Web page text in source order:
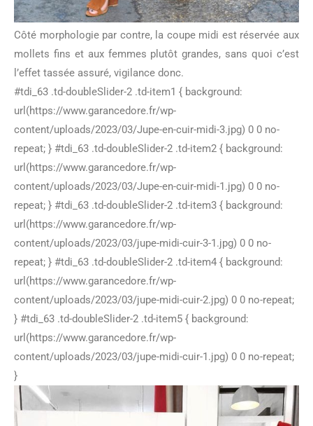
Côté morphologie par contre, la coupe midi est réservée aux
mollets fins et aux femmes plutôt grandes, sans quoi c’est
l’effet tassée assuré, vigilance donc.
#tdi_63 .td-doubleSlider-2 .td-item1 { background:
url(https://www.garancedore.fr/wp-
content/uploads/2023/03/Jupe-en-cuir-midi-3.jpg) 0 0 no-
repeat; } #tdi_63 .td-doubleSlider-2 .td-item2 { background:
url(https://www.garancedore.fr/wp-
content/uploads/2023/03/Jupe-en-cuir-midi-1.jpg) 0 0 no-
repeat; } #tdi_63 .td-doubleSlider-2 .td-item3 { background:
url(https://www.garancedore.fr/wp-
content/uploads/2023/03/jupe-midi-cuir-3-1.jpg) 0 0 no-
repeat; } #tdi_63 .td-doubleSlider-2 .td-item4 { background:
url(https://www.garancedore.fr/wp-
content/uploads/2023/03/jupe-midi-cuir-2.jpg) 0 0 no-repeat;
} #tdi_63 .td-doubleSlider-2 .td-item5 { background:
url(https://www.garancedore.fr/wp-
content/uploads/2023/03/jupe-midi-cuir-1.jpg) 0 0 no-repeat;
}